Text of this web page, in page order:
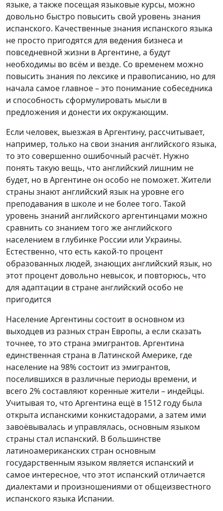
языке, а также посещая языковые курсы, можно
довольно быстро повысить свой уровень знания
испанского. Качественные знания испанского языка
не просто пригодятся для ведения бизнеса и
повседневной жизни в Аргентине, а будут
необходимы во всём и везде. Со временем можно
повысить знания по лексике и правописанию, но для
начала самое главное – это понимание собеседника
и способность сформулировать мысли в
предложения и донести их окружающим.
Если человек, выезжая в Аргентину, рассчитывает,
например, только на свои знания английского языка,
то это совершенно ошибочный расчёт. Нужно
понять такую вещь, что английский лишним не
будет, но в Аргентине он особо не поможет. Жители
страны знают английский язык на уровне его
преподавания в школе и не более того. Такой
уровень знаний английского аргентинцами можно
сравнить со знанием того же английского
населением в глубинке России или Украины.
Естественно, что есть какой-то процент
образованных людей, знающих английский язык, но
этот процент довольно невысок, и повторюсь, что
для адаптации в стране английский особо не
пригодится
Население Аргентины состоит в основном из
выходцев из разных стран Европы, а если сказать
точнее, то это страна эмигрантов. Аргентина
единственная страна в Латинской Америке, где
население на 98% состоит из эмигрантов,
поселившихся в различные периоды времени, и
всего 2% составляют коренные жители – индейцы.
Учитывая то, что Аргентина ещё в 1512 году была
открыта испанскими конкистадорами, а затем ими
завоёвывалась и управлялась, основным языком
страны стал испанский. В большинстве
латиноамериканских стран основным
государственным языком является испанский и
самое интересное, что этот испанский отличается
диалектами и произношениями от общеизвестного
испанского языка Испании.